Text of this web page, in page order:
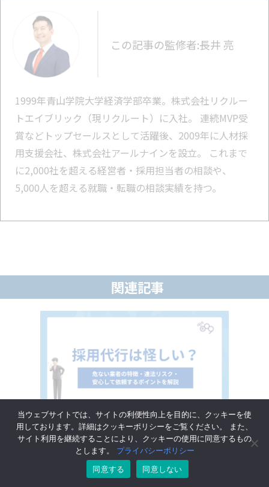
この記事の監修者:長井 亮
1999年青山学院大学経済学部卒業。株式会社リクルー
トエイブリック（現リクルート）に入社。 連続MVP受
賞などトップセールスとして活躍後、2009年に人材採
用支援会社、株式会社アールナインを設立。 これまで
に2,000社を超える経営者・採用担当者の相談や、
5,000人を超える就職・転職の相談実績を持つ。
関連記事
採用代行は怪しい？危ない業者の特徴・違法リ
スク・安心して依頼するポイントを解説
当ウェブサイトでは、サイトの利便性向上を目的に、クッキーを使
用しております。詳細はクッキーポリシーをご覧ください。 また、
サイト利用を継続することにより、クッキーの使用に同意するもの
とします。 プライバシーポリシー
同意する
同意しない